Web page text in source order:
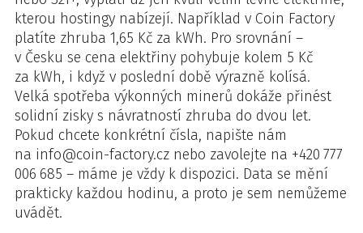
kterou hostingy nabízejí. Například v Coin Factory
platíte zhruba 1,65 Kč za kWh. Pro srovnání –
v Česku se cena elektřiny pohybuje kolem 5 Kč
za kWh, i když v poslední době výrazně kolísá.
Velká spotřeba výkonných minerů dokáže přinést
solidní zisky s návratností zhruba do dvou let.
Pokud chcete konkrétní čísla, napište nám
na info@coin-factory.cz nebo zavolejte na +420 777
006 685 – máme je vždy k dispozici. Data se mění
prakticky každou hodinu, a proto je sem nemůžeme
uvádět.